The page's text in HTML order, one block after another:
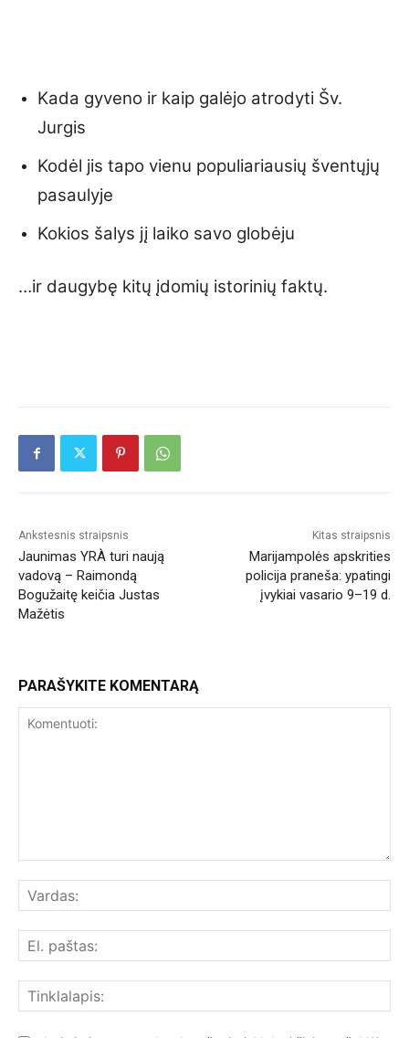
Kada gyveno ir kaip galėjo atrodyti Šv.
Jurgis
Kodėl jis tapo vienu populiariausių šventųjų
pasaulyje
Kokios šalys jį laiko savo globėju
…ir daugybę kitų įdomių istorinių faktų.
Ankstesnis straipsnis
Jaunimas YRÀ turi naują
vadovą – Raimondą
Bogužaitę keičia Justas
Mažėtis
Kitas straipsnis
Marijampolės apskrities
policija praneša: ypatingi
įvykiai vasario 9–19 d.
PARAŠYKITE KOMENTARĄ